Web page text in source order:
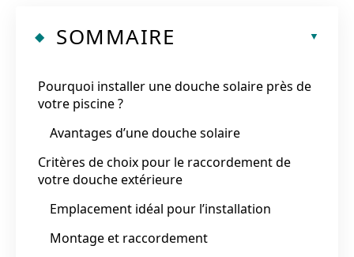
SOMMAIRE
Pourquoi installer une douche solaire près de
votre piscine ?
Avantages d’une douche solaire
Critères de choix pour le raccordement de
votre douche extérieure
Emplacement idéal pour l’installation
Montage et raccordement